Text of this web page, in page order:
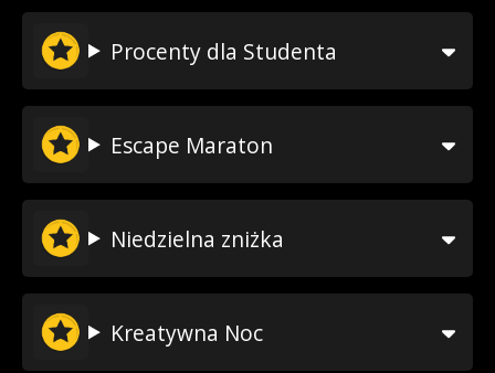
Procenty dla Studenta
Escape Maraton
Niedzielna zniżka
Kreatywna Noc